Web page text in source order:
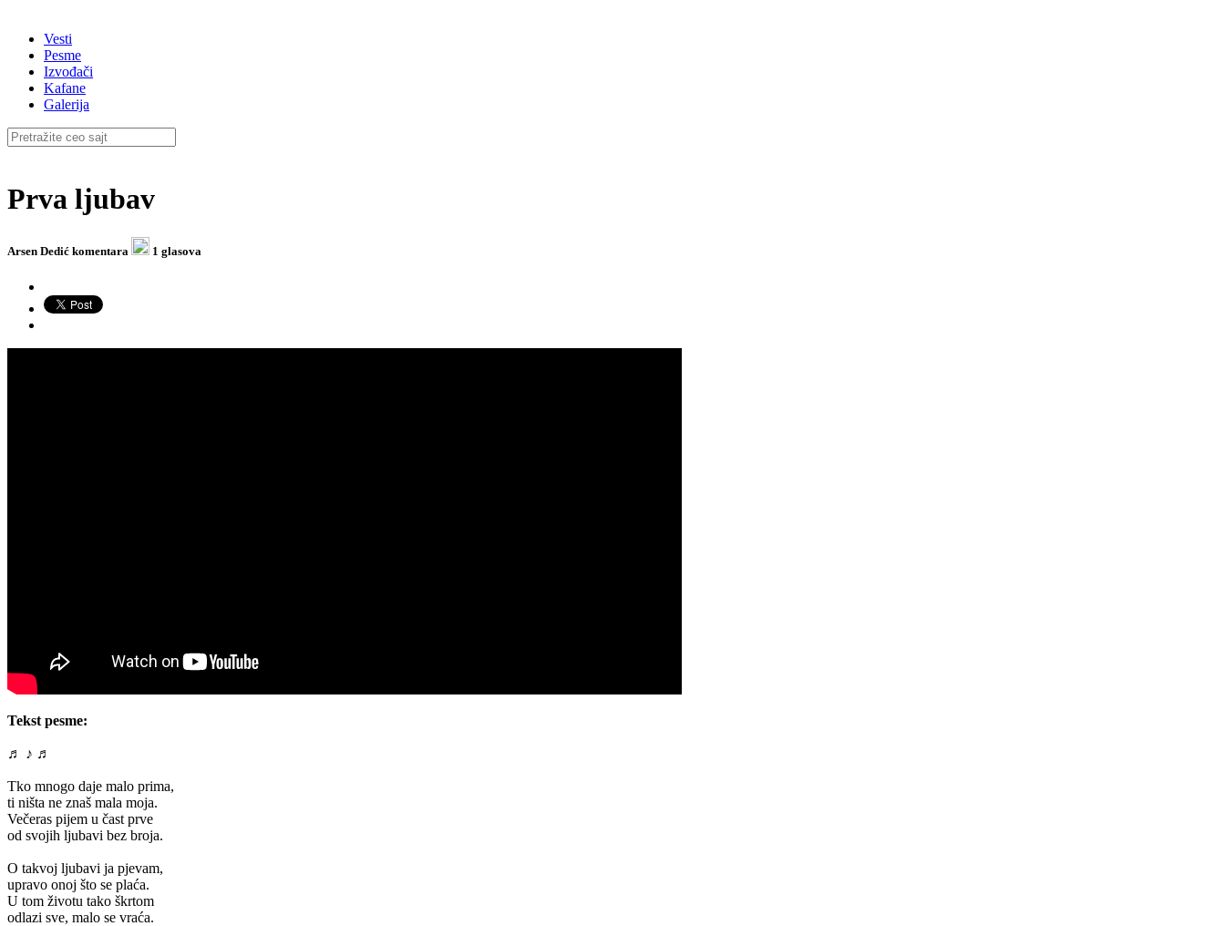
Vesti
Pesme
Izvođači
Kafane
Galerija
Prva ljubav
Arsen Dedić komentara 1 glasova
Tekst pesme:
♬ ♪ ♬
Tko mnogo daje malo prima,
ti ništa ne znaš mala moja.
Večeras pijem u čast prve
od svojih ljubavi bez broja.
O takvoj ljubavi ja pjevam,
upravo onoj što se plaća.
U tom životu tako škrtom
odlazi sve, malo se vraća.